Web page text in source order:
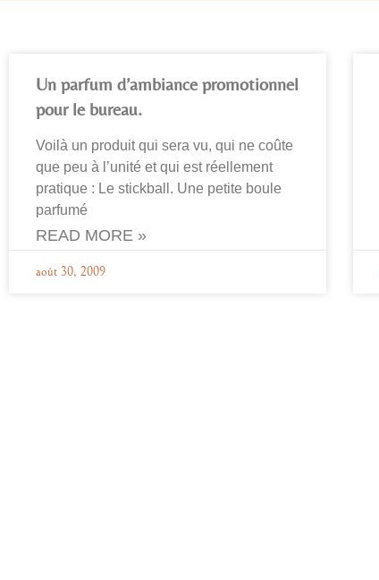
Un parfum d’ambiance promotionnel
pour le bureau.
Voilà un produit qui sera vu, qui ne coûte
que peu à l’unité et qui est réellement
pratique : Le stickball. Une petite boule
parfumé
READ MORE »
août 30, 2009